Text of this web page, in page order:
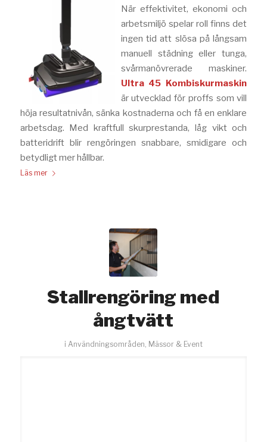
När effektivitet, ekonomi och
arbetsmiljö spelar roll finns det
ingen tid att slösa på långsam
manuell städning eller tunga,
svårmanövrerade maskiner.
Ultra 45 Kombiskurmaskin
är utvecklad för proffs som vill
höja resultatnivån, sänka kostnaderna och få en enklare
arbetsdag. Med kraftfull skurprestanda, låg vikt och
batteridrift blir rengöringen snabbare, smidigare och
betydligt mer hållbar.
Läs mer
Stallrengöring med
ångtvätt
i Användningsområden Mässor & Event